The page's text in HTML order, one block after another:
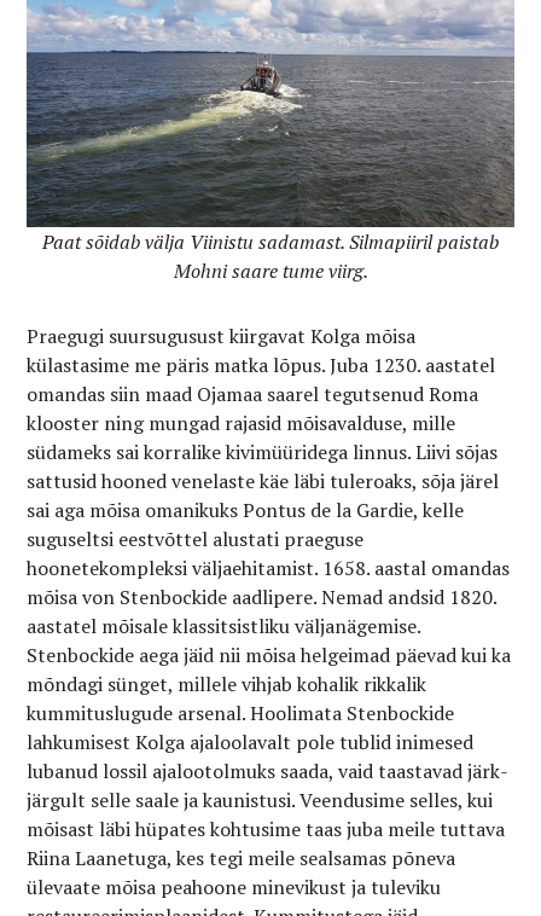
Paat sõidab välja Viinistu sadamast. Silmapiiril paistab
Mohni saare tume viirg.
Praegugi suursugusust kiirgavat Kolga mõisa
külastasime me päris matka lõpus. Juba 1230. aastatel
omandas siin maad Ojamaa saarel tegutsenud Roma
klooster ning mungad rajasid mõisavalduse, mille
südameks sai korralike kivimüüridega linnus. Liivi sõjas
sattusid hooned venelaste käe läbi tuleroaks, sõja järel
sai aga mõisa omanikuks Pontus de la Gardie, kelle
suguseltsi eestvõttel alustati praeguse
hoonetekompleksi väljaehitamist. 1658. aastal omandas
mõisa von Stenbockide aadlipere. Nemad andsid 1820.
aastatel mõisale klassitsistliku väljanägemise.
Stenbockide aega jäid nii mõisa helgeimad päevad kui ka
mõndagi sünget, millele vihjab kohalik rikkalik
kummituslugude arsenal. Hoolimata Stenbockide
lahkumisest Kolga ajaloolavalt pole tublid inimesed
lubanud lossil ajalootolmuks saada, vaid taastavad järk-
järgult selle saale ja kaunistusi. Veendusime selles, kui
mõisast läbi hüpates kohtusime taas juba meile tuttava
Riina Laanetuga, kes tegi meile sealsamas põneva
ülevaate mõisa peahoone minevikust ja tuleviku